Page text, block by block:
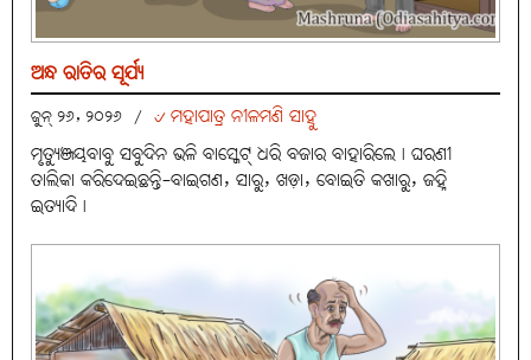
ଅନ୍ଧ ରାତିର ସୂର୍ଯ୍ୟ
ଜୁନ୍ ୨୬, ୨୦୨୬ / ୰ ମହାପାତ୍ର ନୀଳମଣି ସାହୁ
ମୃତ୍ୟୁଞ୍ଜୟବାବୁ ସବୁଦିନ ଭଳି ବାସ୍କେଟ୍ ଧରି ବଜାର ବାହାରିଲେ। ଘରଣୀ
ତାଲିକା କରିଦେଇଛନ୍ତି-ବାଇଗଣ, ସାରୁ, ଖଡ଼ା, ବୋଇତି କଖାରୁ, ଜହ୍ନି
ଇତ୍ୟାଦି।